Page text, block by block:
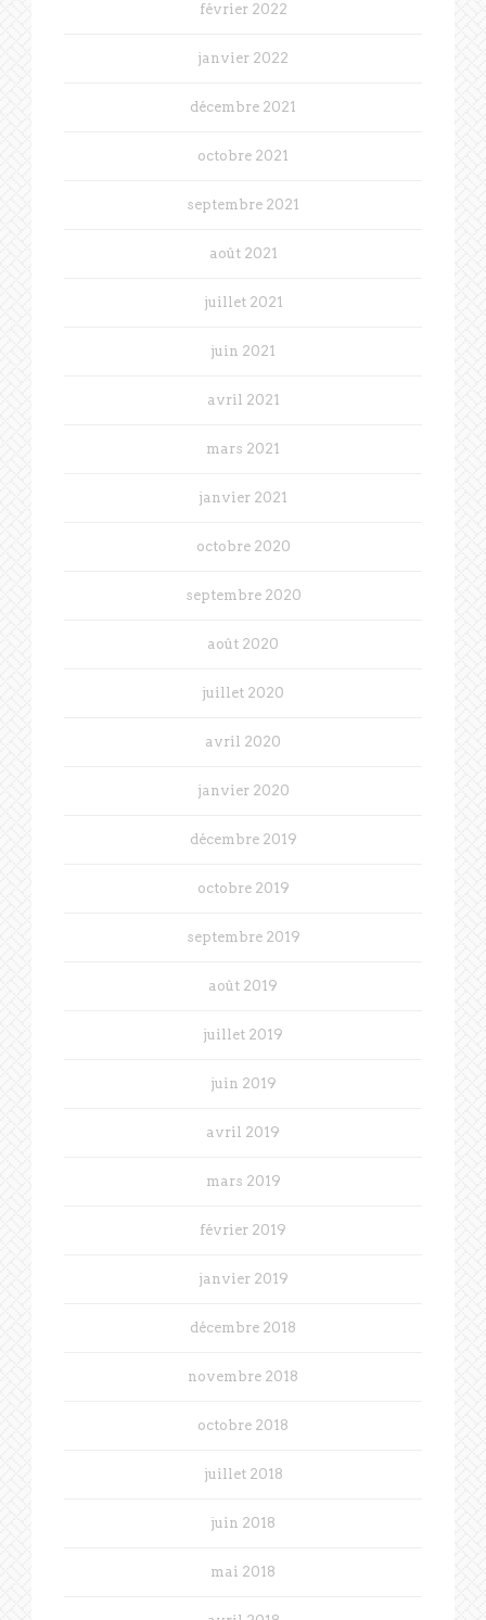
février 2022
janvier 2022
décembre 2021
octobre 2021
septembre 2021
août 2021
juillet 2021
juin 2021
avril 2021
mars 2021
janvier 2021
octobre 2020
septembre 2020
août 2020
juillet 2020
avril 2020
janvier 2020
décembre 2019
octobre 2019
septembre 2019
août 2019
juillet 2019
juin 2019
avril 2019
mars 2019
février 2019
janvier 2019
décembre 2018
novembre 2018
octobre 2018
juillet 2018
juin 2018
mai 2018